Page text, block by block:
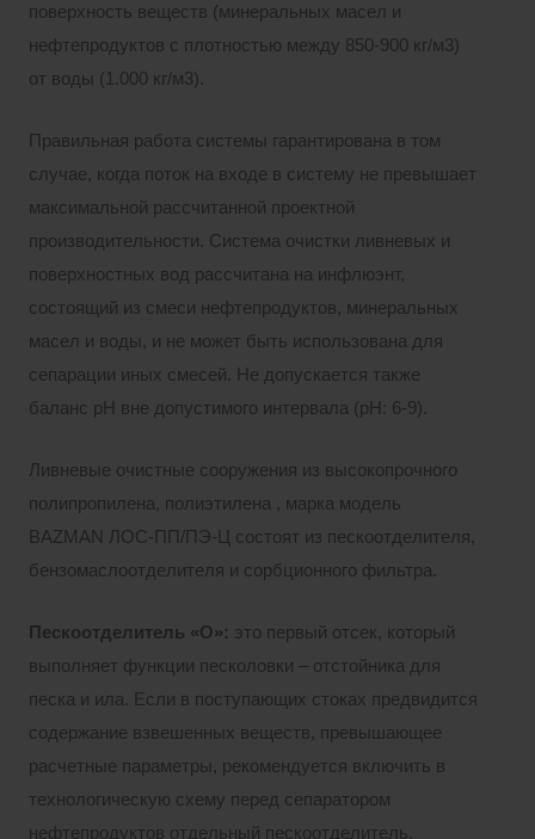
поверхность веществ (минеральных масел и
нефтепродуктов с плотностью между 850-900 кг/м3)
от воды (1.000 кг/м3).
Правильная работа системы гарантирована в том
случае, когда поток на входе в систему не превышает
максимальной рассчитанной проектной
производительности. Система очистки ливневых и
поверхностных вод рассчитана на инфлюэнт,
состоящий из смеси нефтепродуктов, минеральных
масел и воды, и не может быть использована для
сепарации иных смесей. Не допускается также
баланс pH вне допустимого интервала (pH: 6-9).
Ливневые очистные сооружения из высокопрочного
полипропилена, полиэтилена , марка модель
BAZMAN ЛОС-ПП/ПЭ-Ц состоят из пескоотделителя,
бензомаслоотделителя и сорбционного фильтра.
Пескоотделитель «О»: это первый отсек, который
выполняет функции песколовки – отстойника для
песка и ила. Если в поступающих стоках предвидится
содержание взвешенных веществ, превышающее
расчетные параметры, рекомендуется включить в
технологическую схему перед сепаратором
нефтепродуктов отдельный пескоотделитель.